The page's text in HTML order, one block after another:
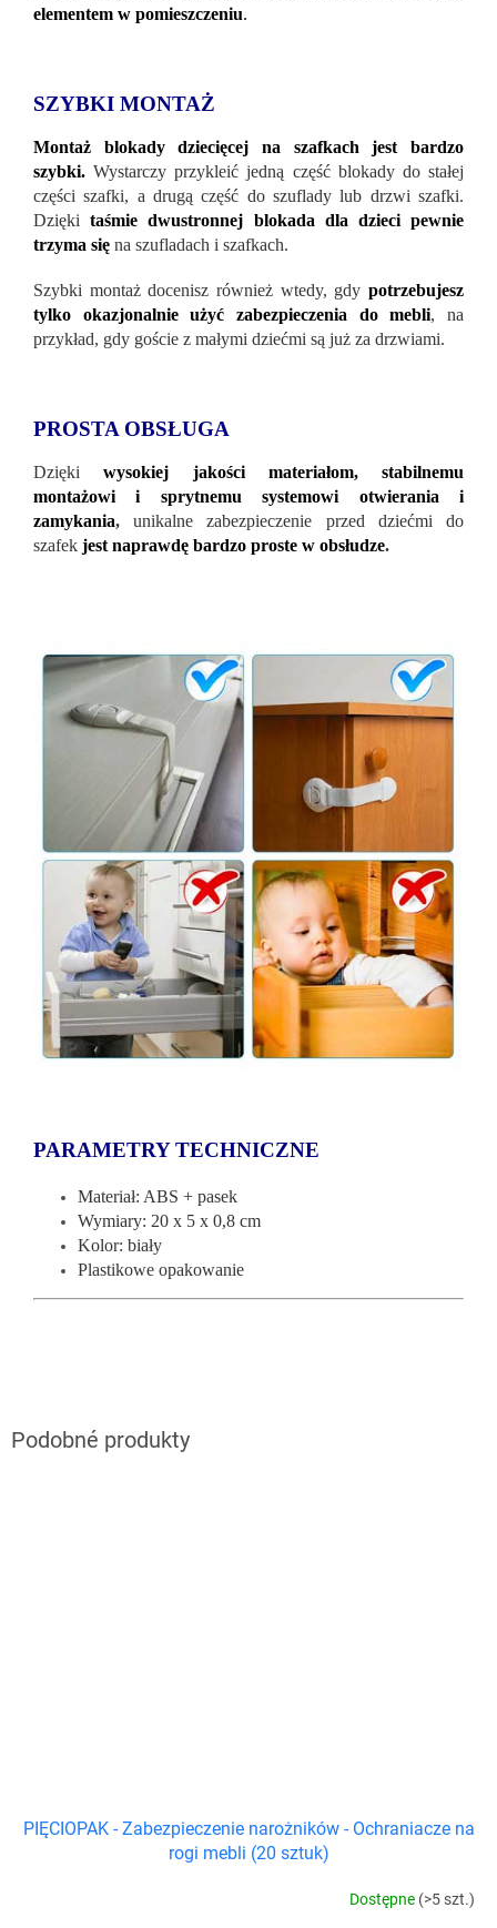
elementem w pomieszczeniu.
SZYBKI MONTAŻ
Montaż blokady dziecięcej na szafkach jest bardzo
szybki.Wystarczy przykleić jedną część blokady do stałej
części szafki, a drugą część do szuflady lub drzwi szafki.
Dziękitaśmie dwustronnej blokada dla dzieci pewnie
trzyma się na szufladach i szafkach.
Szybki montaż docenisz również wtedy, gdy potrzebujesz
tylko okazjonalnie użyć zabezpieczenia do mebli, na
przykład, gdy goście z małymi dziećmi są już za drzwiami.
PROSTA OBSŁUGA
Dziękiwysokiej jakości materiałom, stabilnemu
montażowi i sprytnemu systemowi otwierania i
zamykania,unikalne zabezpieczenie przed dziećmi do
szafek jest naprawdę bardzo proste w obsłudze.
PARAMETRY TECHNICZNE
Materiał: ABS + pasek
Wymiary: 20 x 5 x 0,8 cm
Kolor: biały
Plastikowe opakowanie
PIĘCIOPAK - Zabezpieczenie narożników - Ochraniacze na
rogi mebli (20 sztuk)
Dostępne (>5 szt.)